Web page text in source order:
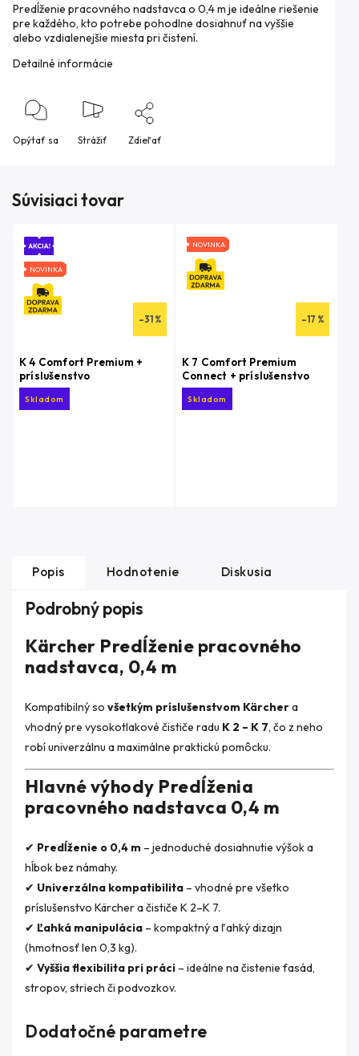
Predĺženie pracovného nadstavca o 0,4 m je ideálne riešenie
pre každého, kto potrebe pohodlne dosiahnuť na vyššie
alebo vzdialenejšie miesta pri čistení.
Detailné informácie
Opýtať sa Strážiť Zdieľať
Súvisiaci tovar
NOVINKA
–31 %
K 4 Comfort Premium +
príslušenstvo
Skladom
NOVINKA
–17 %
K 7 Comfort Premium
Connect + príslušenstvo
Skladom
Popis Hodnotenie Diskusia
Podrobný popis
Kärcher Predĺženie pracovného
nadstavca, 0,4 m
Kompatibilný so všetkým príslušenstvom Kärchera
vhodný pre vysokotlakové čističe radu K 2 – K 7, čo z neho
robí univerzálnu a maximálne praktickú pomôcku.
Hlavné výhody Predĺženia
pracovného nadstavca 0,4 m
✔ Predĺženie o 0,4 m – jednoduché dosiahnutie výšok a
hĺbok bez námahy.
✔ Univerzálna kompatibilita – vhodné pre všetko
príslušenstvo Kärcher a čističe K 2–K 7.
✔ Ľahká manipulácia – kompaktný a ľahký dizajn
(hmotnosť len 0,3 kg).
✔ Vyššia flexibilita pri práci – ideálne na čistenie fasád,
stropov, striech či podvozkov.
Dodatočné parametre